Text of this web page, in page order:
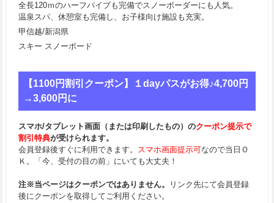
全長120ｍのハーフパイプも完備でスノーボーダーにも人気。
温泉スパ、休憩室も完備し、お子様向け施設も充実。
甲信越/新潟県
スキー スノーボード
【1100円割引クーポン】１dayパスがお得♪4,700円
→3,600円に
スマホ/タブレット画面（または印刷したもの）のクーポン提示で
割引特典が受けられます。
会員登録後すぐに利用できます。 スマホ画面提示可なので当日Ｏ
Ｋ。「今、受付の目の前」にいても大丈夫！
注※当ページはクーポンではありません。
リンク先にて会員登録
後にクーポンを取得してご利用ください。